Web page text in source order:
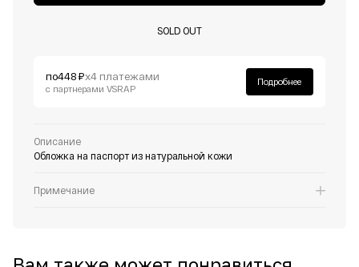
SOLD OUT
по 448 ₽х4 платежами
с партнерами VSRAP
Подробнее
Описание
Обложка на паспорт из натуральной кожи
Примечание